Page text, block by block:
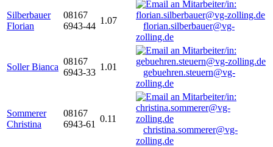
Silberbauer
Florian
08167
6943-44
1.07
florian.silberbauer@vg-
zolling.de
Soller Bianca
08167
6943-33
1.01
gebuehren.steuern@vg-
zolling.de
Sommerer
Christina
08167
6943-61
0.11
christina.sommerer@vg-
zolling.de